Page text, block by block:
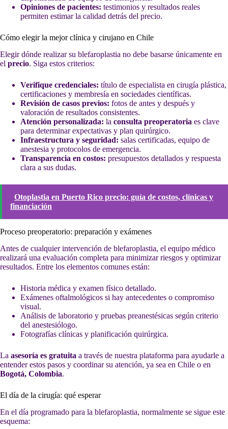
Opiniones de pacientes: testimonios y resultados reales
permiten estimar la calidad detrás del precio.
Cómo elegir la mejor clínica y cirujano en Chile
Elegir dónde realizar su blefaroplastia no debe basarse únicamente en
el precio. Siga estos criterios:
Verifique credenciales: título de especialista en cirugía plástica,
certificaciones y membresía en sociedades científicas.
Revisión de casos previos: fotos de antes y después y
valoración de resultados consistentes.
Atención personalizada: la consulta preoperatoria es clave
para determinar expectativas y plan quirúrgico.
Infraestructura y seguridad: salas certificadas, equipo de
anestesia y protocolos de emergencia.
Transparencia en costos: presupuestos detallados y respuesta
clara a sus dudas.
Otoplastia en Puerto Rico precio: guía de costos, clínicas y
financiación
Proceso preoperatorio: preparación y exámenes
Antes de cualquier intervención de blefaroplastia, el equipo médico
realizará una evaluación completa para minimizar riesgos y optimizar
resultados. Entre los elementos comunes están:
Historia médica y examen físico detallado.
Exámenes oftalmológicos si hay antecedentes o compromiso
visual.
Análisis de laboratorio y pruebas preanestésicas según criterio
del anestesiólogo.
Fotografías clínicas y planificación quirúrgica.
La asesoría es gratuita a través de nuestra plataforma para ayudarle a
entender estos pasos y coordinar su atención, ya sea en Chile o en
Bogotá, Colombia.
El día de la cirugía: qué esperar
En el día programado para la blefaroplastia, normalmente se sigue este
esquema: